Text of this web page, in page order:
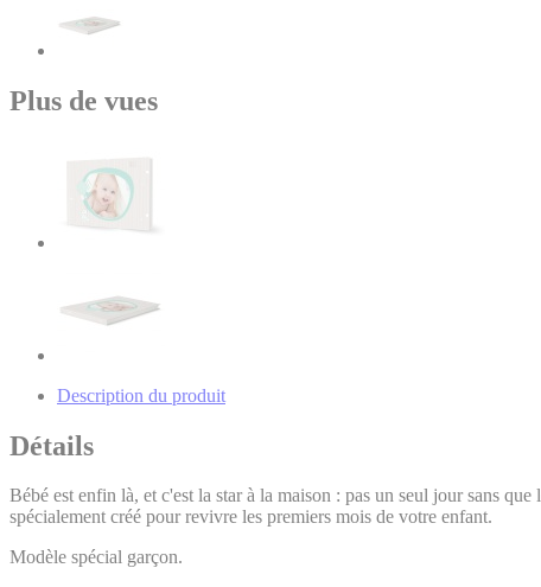
Plus de vues
Description du produit
Détails
Bébé est enfin là, et c'est la star à la maison : pas un seul jour sans
spécialement créé pour revivre les premiers mois de votre enfant.
Modèle spécial garçon.